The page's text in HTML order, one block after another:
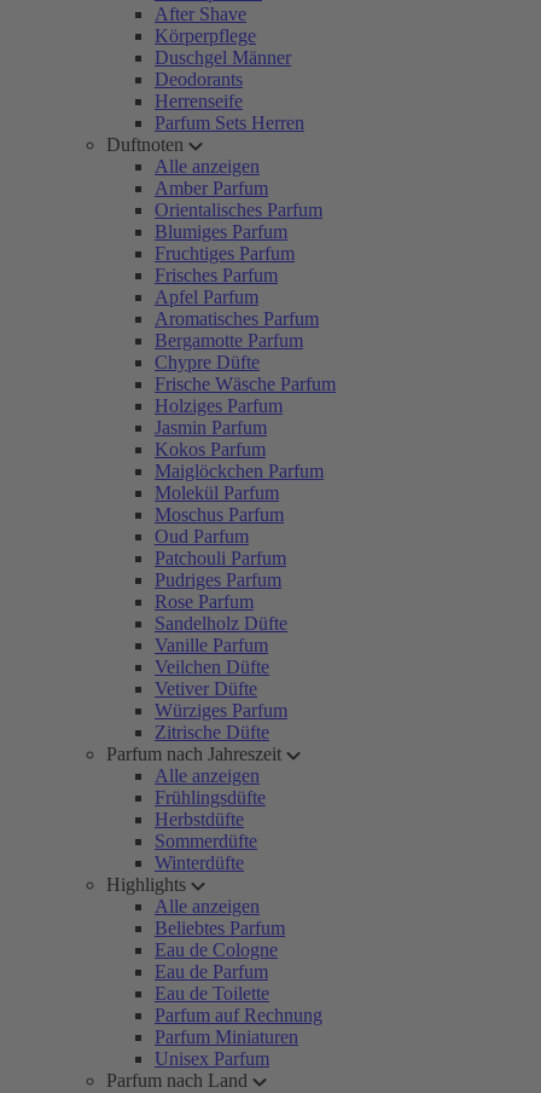
After Shave
Körperpflege
Duschgel Männer
Deodorants
Herrenseife
Parfum Sets Herren
Duftnoten
Alle anzeigen
Amber Parfum
Orientalisches Parfum
Blumiges Parfum
Fruchtiges Parfum
Frisches Parfum
Apfel Parfum
Aromatisches Parfum
Bergamotte Parfum
Chypre Düfte
Frische Wäsche Parfum
Holziges Parfum
Jasmin Parfum
Kokos Parfum
Maiglöckchen Parfum
Molekül Parfum
Moschus Parfum
Oud Parfum
Patchouli Parfum
Pudriges Parfum
Rose Parfum
Sandelholz Düfte
Vanille Parfum
Veilchen Düfte
Vetiver Düfte
Würziges Parfum
Zitrische Düfte
Parfum nach Jahreszeit
Alle anzeigen
Frühlingsdüfte
Herbstdüfte
Sommerdüfte
Winterdüfte
Highlights
Alle anzeigen
Beliebtes Parfum
Eau de Cologne
Eau de Parfum
Eau de Toilette
Parfum auf Rechnung
Parfum Miniaturen
Unisex Parfum
Parfum nach Land